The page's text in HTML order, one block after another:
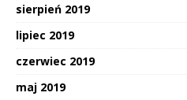
sierpień 2019
lipiec 2019
czerwiec 2019
maj 2019